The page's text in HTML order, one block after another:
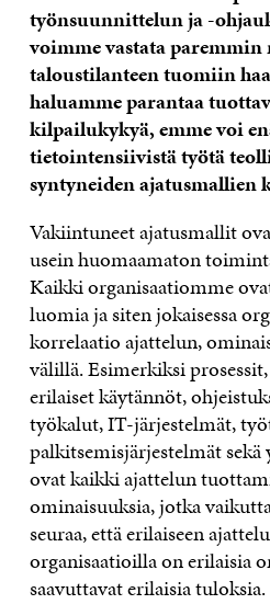
työnsuunnittelun ja -
voimme vastata paremmin
taloustilanteen tuomiin
haluamme parantaa
kilpailukykyä, emme voi en
tietointensiivistätyötä
syntyneiden ajatusmallien
Vakiintuneet ajatusmallit
usein huomaamaton
Kaikki organisaatiomme
luomia ja siten jokaisessa
korrelaatio ajattelun,
välillä. Esimerkiksi
erilaiset käytännöt,
työkalut, IT-järjestelmät, työ
palkitsemisjärjestelmät sekä
ovat kaikki ajattelun
ominaisuuksia, jotka
seuraa, ettäerilaiseen
organisaatioilla on erilaisia
saavuttavat erilaisia tuloksia.